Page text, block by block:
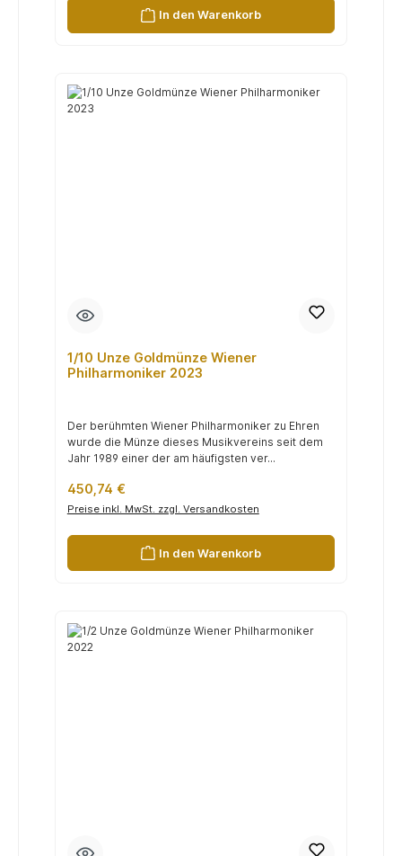
In den Warenkorb
1/10 Unze Goldmünze Wiener
Philharmoniker 2023
Der berühmten Wiener Philharmoniker zu Ehren
wurde die Münze dieses Musikvereins seit dem
Jahr 1989 einer der am häufigsten ver...
Regulärer Preis:
450,74 €
Preise inkl. MwSt. zzgl. Versandkosten
In den Warenkorb